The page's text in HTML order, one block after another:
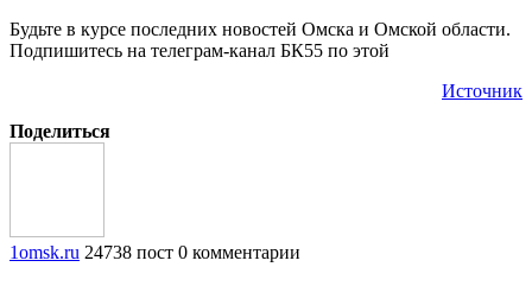
Будьте в курсе последних новостей Омска и Омской области.
Подпишитесь на телеграм-канал БК55 по этой
Источник
Поделиться
1omsk.ru 24738 пост 0 комментарии